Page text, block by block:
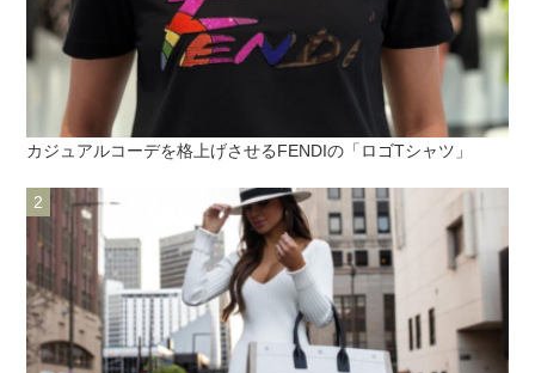
カジュアルコーデを格上げさせるFENDIの「ロゴTシャツ」